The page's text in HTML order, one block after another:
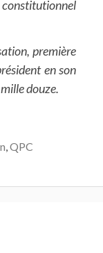
constitutionnel
première
en son
douze.
,QPC